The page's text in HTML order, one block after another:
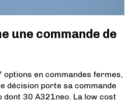
une commande de
en commandes fermes,
décision porte sa commande
30 A321neo. La low cost